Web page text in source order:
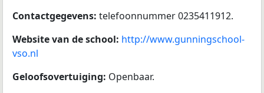
Contactgegevens: telefoonnummer 0235411912.
Website van de school: http://www.gunningschool-
vso.nl
Geloofsovertuiging: Openbaar.